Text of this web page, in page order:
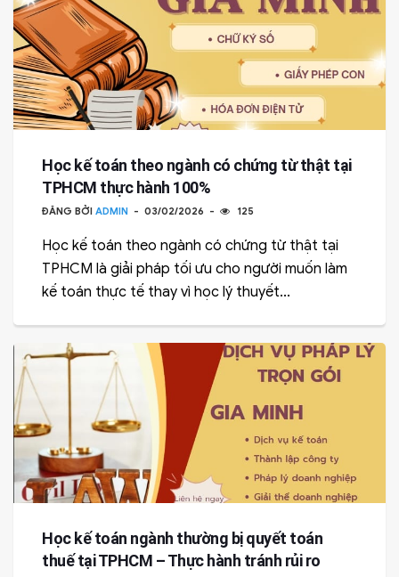
Học kế toán theo ngành có chứng từ thật tại
TPHCM thực hành 100%
ĐĂNG BỞI ADMIN 03/02/2026 125
Học kế toán theo ngành có chứng từ thật tại
TPHCM là giải pháp tối ưu cho người muốn làm
kế toán thực tế thay vì học lý thuyết...
Học kế toán ngành thường bị quyết toán
thuế tại TPHCM – Thực hành tránh rủi ro